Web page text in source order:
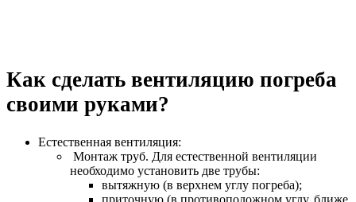
Как сделать вентиляцию погреба
своими руками?
Естественная вентиляция:
Монтаж труб. Для естественной вентиляции
необходимо установить две трубы:
вытяжную (в верхнем углу погреба);
приточную (в противоположном углу, ближе